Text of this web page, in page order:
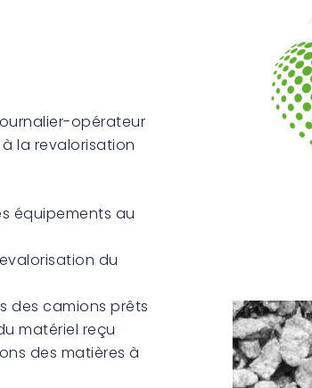
opérateur
la revalorisation
équipements au
du
des camions prêts
matériel reçu
des matières à